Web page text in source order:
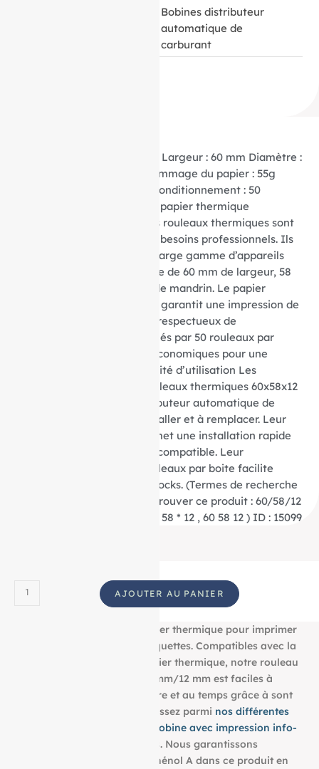
Bobines distributeur
automatique de
carburant
58 mm Mandrin : 12 mm Grammage du papier : 55g
Type de papier : BPA FREE Conditionnement : 50
rouleaux par boite Matière : papier thermique
Utilisation et avantages Ces rouleaux thermiques sont
conçus pour répondre à vos besoins professionnels. Ils
sont compatibles avec une large gamme d’appareils
utilisant du papier thermique de 60 mm de largeur, 58
mm de diamètre et 12 mm de mandrin. Le papier
thermique BPA FREE de 55g garantit une impression de
haute qualité tout en étant respectueux de
l’environnement. Conditionnés par 50 rouleaux par
boite, ils sont pratiques et économiques pour une
rouleaux thermiques 50 Rouleaux thermiques 60x58x12
impression TRIMAN – Distributeur automatique de
carburant sont faciles à installer et à remplacer. Leur
mandrin de 12 mm mm permet une installation rapide
et sécurisée dans l’appareil compatible. Leur
conditionnement par 50 rouleaux par boite facilite
également la gestion des stocks. (Termes de recherche
fréquemment utilisés pour trouver ce produit : 60/58/12
, 60 / 58 / 12 , 60*58*12 , 60 * 58 * 12 , 60 58 12 ) ID : 15099
AJOUTER AU PANIER
Découvrez notre bobine papier thermique pour imprimer
tous vos tickets, reçus, et étiquettes. Compatibles avec la
plupart des imprimantes papier thermique, notre rouleau
aux dimensions : 60 mm/58 mm/12 mm est faciles à
utiliser et résistent à la lumière et au temps grâce à sont
grammage de 55g/m². Choisissez parmi nos différentes
dimensions pour trouver la bobine avec impression info-
qui convient à vos besoins. Nous garantissons
également l’absence de bisphénol A dans ce produit en